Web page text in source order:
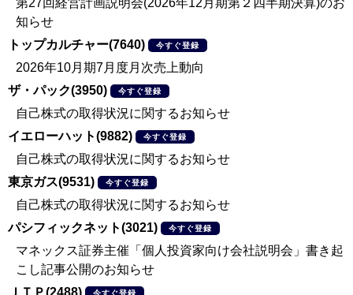
第27回経営計画説明会(2026年12月期第２四半期決算)のお
知らせ
トップカルチャー(7640)
今すぐ登録
2026年10月期7月度月次売上動向
ザ・パック(3950)
今すぐ登録
自己株式の取得状況に関するお知らせ
イエローハット(9882)
今すぐ登録
自己株式の取得状況に関するお知らせ
東京ガス(9531)
今すぐ登録
自己株式の取得状況に関するお知らせ
パシフィックネット(3021)
今すぐ登録
マネックス証券主催「個人投資家向け会社説明会」書き起
こし記事公開のお知らせ
ＪＴＰ(2488)
今すぐ登録